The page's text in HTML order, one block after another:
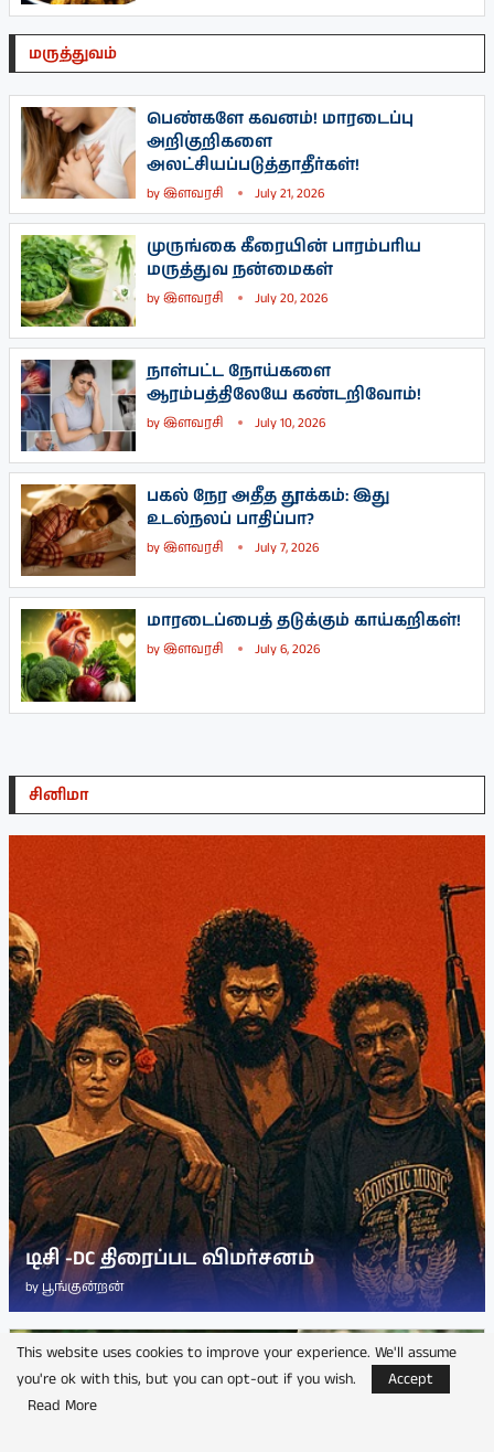
மருத்துவம்
பெண்களே கவனம்! மாரடைப்பு
அறிகுறிகளை
அலட்சியப்படுத்தாதீர்கள்!
byஇளவரசி July 21, 2026
முருங்கை கீரையின் பாரம்பரிய
மருத்துவ நன்மைகள்
byஇளவரசி July 20, 2026
நாள்பட்ட நோய்களை
ஆரம்பத்திலேயே கண்டறிவோம்!
byஇளவரசி July 10, 2026
பகல் நேர அதீத தூக்கம்: இது
உடல்நலப் பாதிப்பா?
byஇளவரசி July 7, 2026
மாரடைப்பைத் தடுக்கும் காய்கறிகள்!
byஇளவரசி July 6, 2026
சினிமா
டிசி -DC திரைப்பட விமர்சனம்
by பூங்குன்றன்
This website uses cookies to improve your experience. We'll assume
you're ok with this, but you can opt-out if you wish.
Accept
Read More